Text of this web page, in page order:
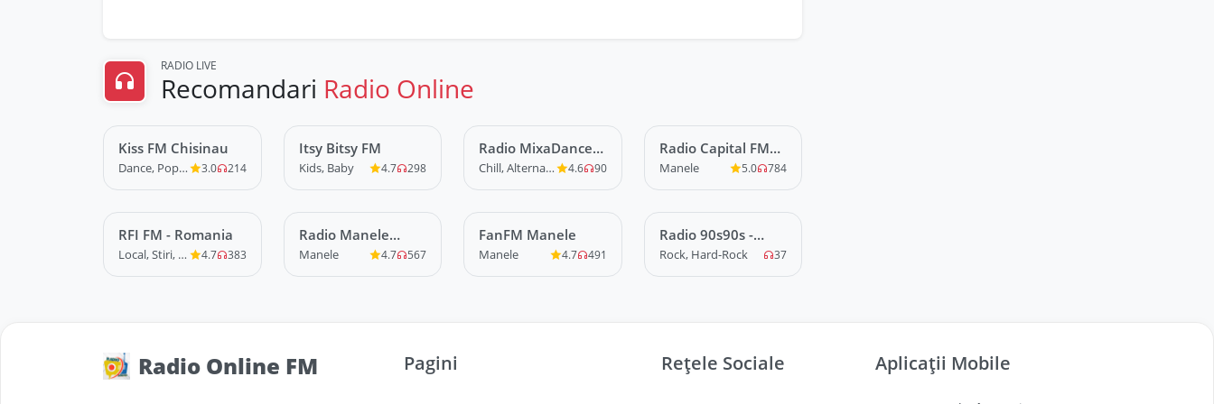
RADIO LIVE
Recomandari Radio Online
LIVE
Kiss FM Chisinau
Dance, Pop, R&B 3.0 214
LIVE
Itsy Bitsy FM
Kids, Baby 4.7 298
LIVE
Radio MixaDance
Relax FM Chill, Alternative 4.6 90
LIVE
Radio Capital FM
Manele
Manele 5.0 784
LIVE
RFI FM - Romania
Local, Stiri, News 4.7 383
LIVE
Radio Manele
Mania
Manele 4.7 567
LIVE
FanFM Manele
Manele 4.7 491
LIVE
Radio 90s90s -
Grunge
Rock, Hard-Rock 37
Radio Online FM Pagini Rețele Sociale Aplicații Mobile